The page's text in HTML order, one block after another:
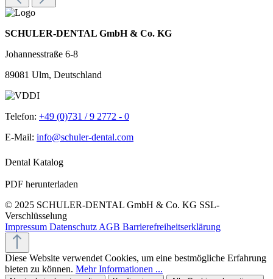
SCHULER-DENTAL GmbH & Co. KG
Johannesstraße 6-8
89081 Ulm, Deutschland
Telefon: +49 (0)731 / 9 2772 - 0
E-Mail: info@schuler-dental.com
Dental Katalog
PDF herunterladen
© 2025 SCHULER-DENTAL GmbH & Co. KG SSL-
Verschlüsselung
Impressum Datenschutz AGB Barrierefreiheitserklärung
Diese Website verwendet Cookies, um eine bestmögliche Erfahrung
bieten zu können. Mehr Informationen ...